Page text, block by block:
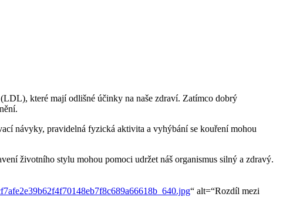
které mají odlišné účinky na naše zdraví. Zatímco dobrý
návyky, pravidelná fyzická aktivita a vyhýbání se kouření mohou
životního stylu mohou pomoci udržet náš organismus silný a zdravý.
“ alt=“Rozdíl mezi